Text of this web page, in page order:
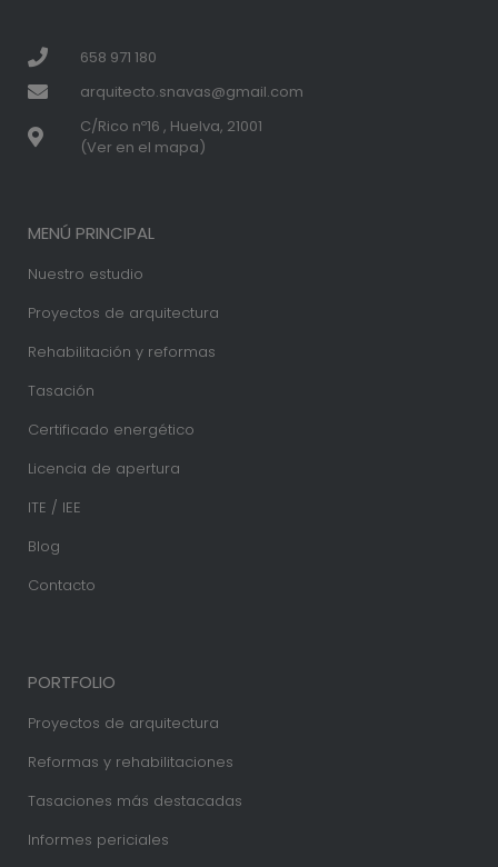
658 971 180
arquitecto.snavas@gmail.com
C/Rico nº16 , Huelva, 21001
(Ver en el mapa)
MENÚ PRINCIPAL
Nuestro estudio
Proyectos de arquitectura
Rehabilitación y reformas
Tasación
Certificado energético
Licencia de apertura
ITE / IEE
Blog
Contacto
PORTFOLIO
Proyectos de arquitectura
Reformas y rehabilitaciones
Tasaciones más destacadas
Informes periciales